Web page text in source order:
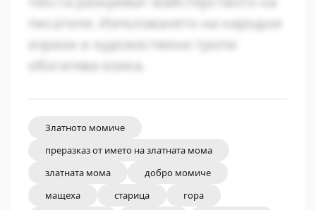
писателя. Използването на народни
изрази и художествени тропи
обогатява езика.
Златното момиче
преразказ от името на златната мома
златната мома
добро момиче
мащеха
старица
гора